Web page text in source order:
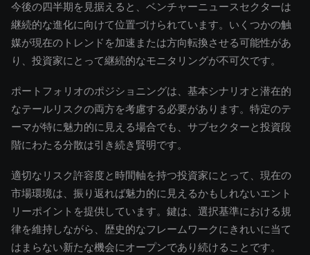
今後の四半期を見据えると、ベンチャーニュースセクターは
継続的な進化に向けて位置づけられています。いくつかの触
媒が現在のトレンドを加速または方向転換させる可能性があ
り、投資家にとって継続的なモニタリングが不可欠です。
ポートフォリオのポジショニングは、基本シナリオと潜在的
なテールリスクの両方を考慮する必要があります。特定のテ
ーマが特に魅力的に見える場合でも、サブセクターと投資段
階にわたる分散は引き続き賢明です。
適切なリスク許容度と時間軸を持つ投資家にとって、現在の
市場環境は、振り返れば魅力的に見えるかもしれないエント
リーポイントを提供しています。鍵は、選択基準における規
律を維持しながら、歴史的なフレームワークにきれいに当て
はまらない新たな機会にオープンであり続けることです。